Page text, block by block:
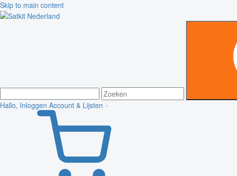
Skip to main content
Hallo, Inloggen Account & Lijsten